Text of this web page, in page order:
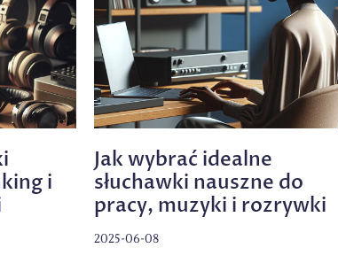
i
Jak wybrać idealne
słuchawki nauszne do
pracy, muzyki i rozrywki
2025-06-08